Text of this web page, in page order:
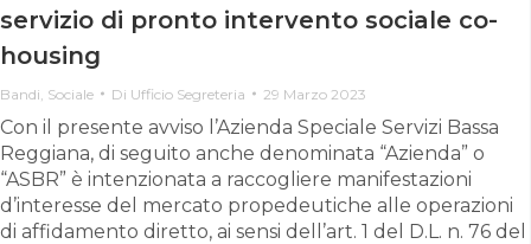
servizio di pronto intervento sociale co-
housing
Bandi Sociale Di Ufficio Segreteria 29 Marzo 2023
Con il presente avviso l’Azienda Speciale Servizi Bassa
Reggiana, di seguito anche denominata “Azienda” o
“ASBR” è intenzionata a raccogliere manifestazioni
d’interesse del mercato propedeutiche alle operazioni
di affidamento diretto, ai sensi dell’art. 1 del D.L. n. 76 del